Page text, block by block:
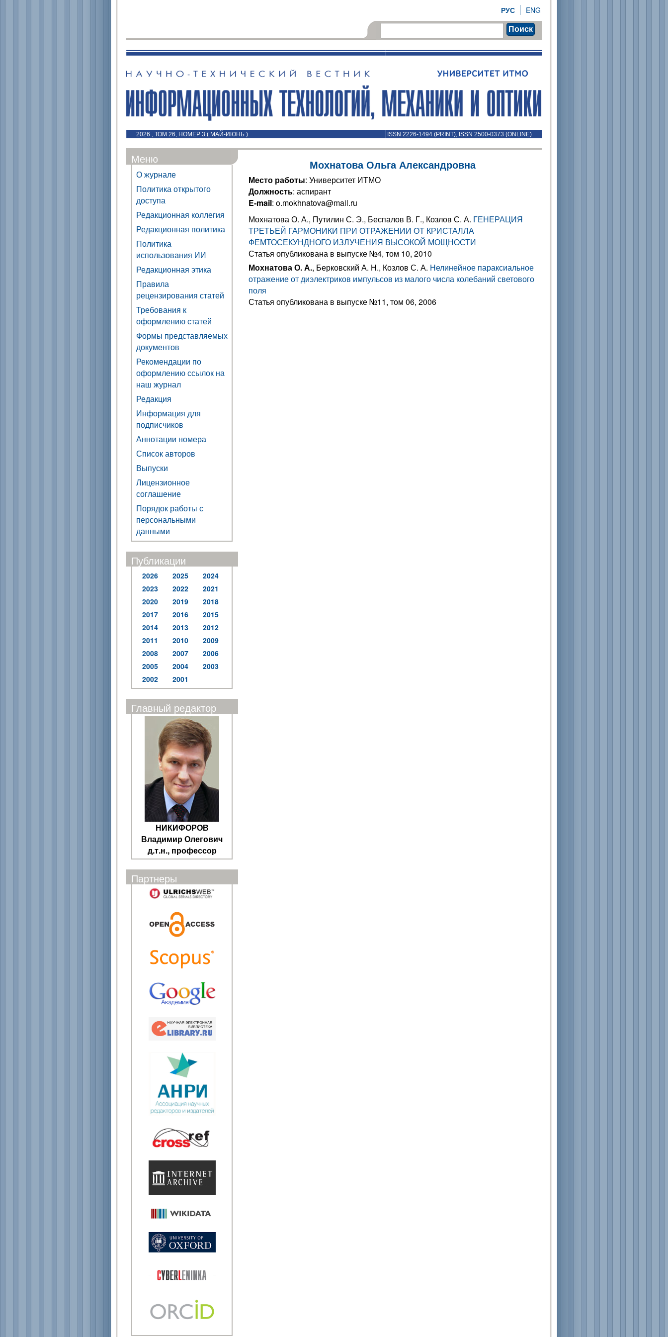
ENG
РУС
Поиск
2026 , ТОМ 26, НОМЕР 3 ( МАЙ-ИЮНЬ ) ISSN 2226-1494 (PRINT), ISSN 2500-0373 (ONLINE)
Меню
О журнале
Политика открытого
доступа
Редакционная коллегия
Редакционная политика
Политика
использования ИИ
Редакционная этика
Правила
рецензирования статей
Требования к
оформлению статей
Формы представляемых
документов
Рекомендации по
оформлению ссылок на
наш журнал
Редакция
Информация для
подписчиков
Аннотации номера
Список авторов
Выпуски
Лицензионное
соглашение
Порядок работы с
персональными
данными
Публикации
2026 2025
2024
2023
2022
2021
2020
2019
2018
2017
2016
2015
2014
2013
2012
2011
2010
2009
2008
2007
2006
2005
2004
2003
2002
2001
Главный редактор
НИКИФОРОВ
Владимир Олегович
д.т.н., профессор
Партнеры
Мохнатова Ольга Александровна
Место работы: Университет ИТМО
Должность: аспирант
E-mail: o.mokhnatova@mail.ru
Мохнатова О. А., Путилин С. Э., Беспалов В. Г., Козлов С. А. ГЕНЕРАЦИЯ
ТРЕТЬЕЙ ГАРМОНИКИ ПРИ ОТРАЖЕНИИ ОТ КРИСТАЛЛА
ФЕМТОСЕКУНДНОГО ИЗЛУЧЕНИЯ ВЫСОКОЙ МОЩНОСТИ
Статья опубликована в выпуске №4, том 10, 2010
Мохнатова О. А., Берковский А. Н., Козлов С. А. Нелинейное параксиальное
отражение от диэлектриков импульсов из малого числа колебаний светового
поля
Статья опубликована в выпуске №11, том 06, 2006